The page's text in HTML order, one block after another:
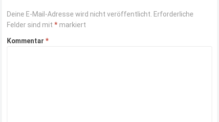
Deine E-Mail-Adresse wird nicht veröffentlicht. Erforderliche
Felder sind mit* markiert
Kommentar*